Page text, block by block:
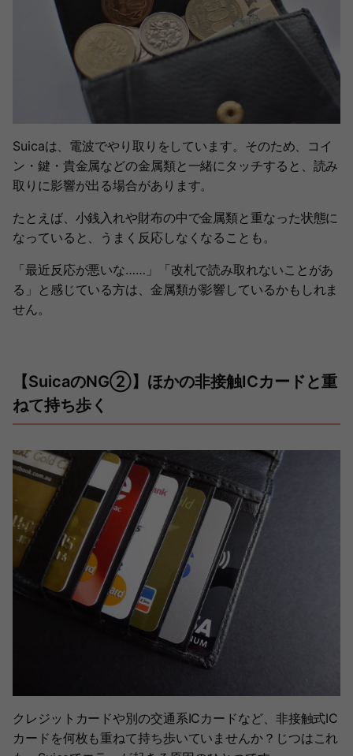
Suicaは、電波でやり取りをしています。そのため、コイ
ン・鍵・貴金属などの金属類と一緒にタッチすると、読み
取りに影響が出る場合があります。
たとえば、小銭入れや財布の中で金属類と重なった状態に
なっていると、うまく反応しなくなることも。
「最近反応が悪いな……」「改札で読み取れないことがあ
る」と感じている方は、金属類が影響しているかもしれま
せん。
【SuicaのNG②】ほかの非接触ICカードと重
ねて持ち歩く
クレジットカードや別の交通系ICカードなど、非接触式IC
カードを何枚も重ねて持ち歩いていませんか？じつはこれ